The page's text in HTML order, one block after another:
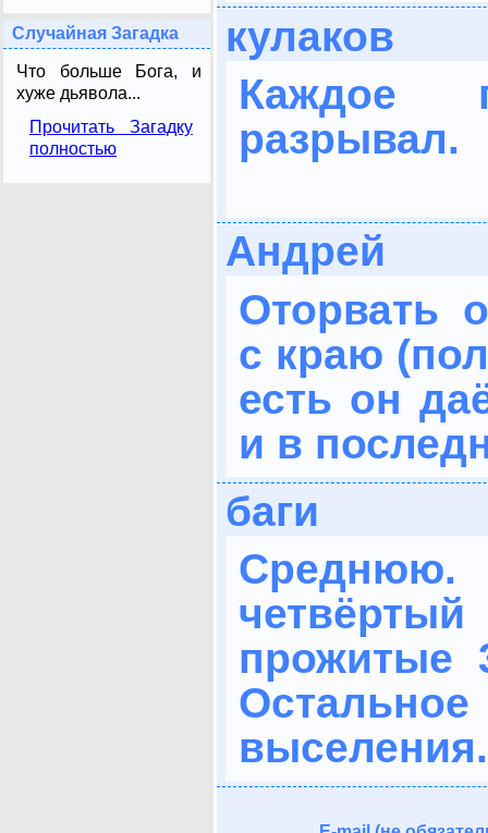
Случайная Загадка
Что больше Бога, и
хуже дьявола...
Прочитать Загадку
полностью
кулаков
Каждое
разрывал.
Андрей
Оторвать
с краю
есть он
и в
баги
прожитые
выселения.